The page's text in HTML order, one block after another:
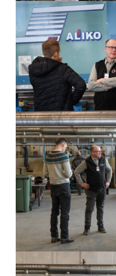
https://jedu.fi/wp-
content/uploads/2025/
https://jedu.fi/wp-
content/uploads/2025/
https://jedu.fi/wp-